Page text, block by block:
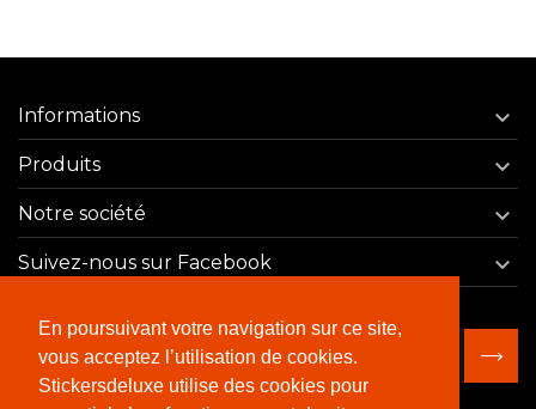
En poursuivant votre navigation sur ce site,
vous acceptez l’utilisation de cookies.
Stickersdeluxe utilise des cookies pour
Informations 
Produits 
Notre société 
Suivez-nous sur Facebook 